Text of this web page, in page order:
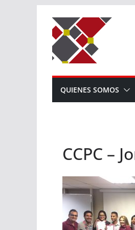
contenido
QUIENES SOMOS
CCPC –